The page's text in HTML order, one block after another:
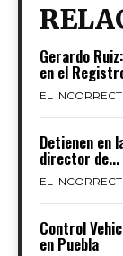
Gerardo
en el
EL
Detienen en
director de...
EL
Control
en Puebla